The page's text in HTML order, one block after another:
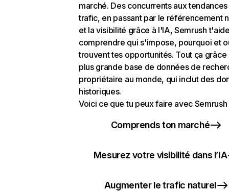
marché. Des concurrents aux
trafic, en passant par le référencement
et la visibilité grâce à l'IA, Semrush
comprendre qui s'impose, pourquoi et
trouvent tes opportunités. Tout ça grâce
plus grande base de données de
propriétaire au monde, qui inclut des
historiques.
Voici ce que tu peux faire avec Semrush
Comprends ton marché
Mesurez votre visibilité dans l’IA
Augmenter le trafic naturel